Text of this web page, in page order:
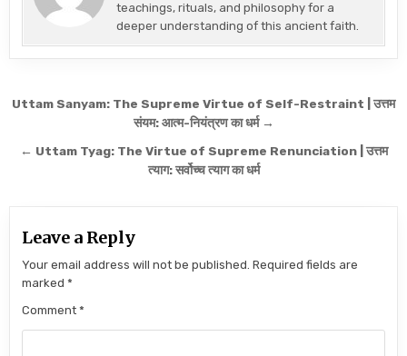
teachings, rituals, and philosophy for a
deeper understanding of this ancient faith.
Post navigation
Uttam Sanyam: The Supreme Virtue of Self-Restraint | उत्तम
संयम: आत्म-नियंत्रण का धर्म →
← Uttam Tyag: The Virtue of Supreme Renunciation | उत्तम
त्याग: सर्वोच्च त्याग का धर्म
Leave a Reply
Your email address will not be published. Required fields are
marked*
Comment*